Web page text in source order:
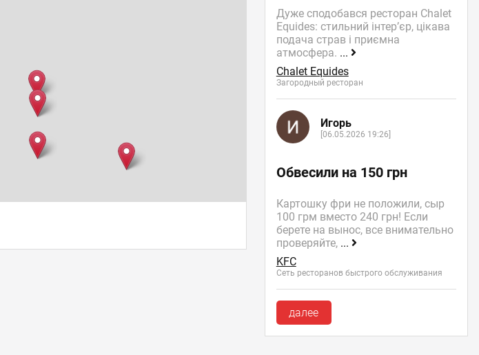
Дуже сподобався ресторан Chalet
Equides: стильний інтер’єр, цікава
подача страв і приємна
атмосфера. ...
Chalet Equides
Загородный ресторан
Игорь
[06.05.2026 19:26]
Обвесили на 150 грн
Картошку фри не положили, сыр
100 грм вместо 240 грн! Если
берете на вынос, все внимательно
проверяйте, ...
KFC
Сеть ресторанов быстрого обслуживания
далее